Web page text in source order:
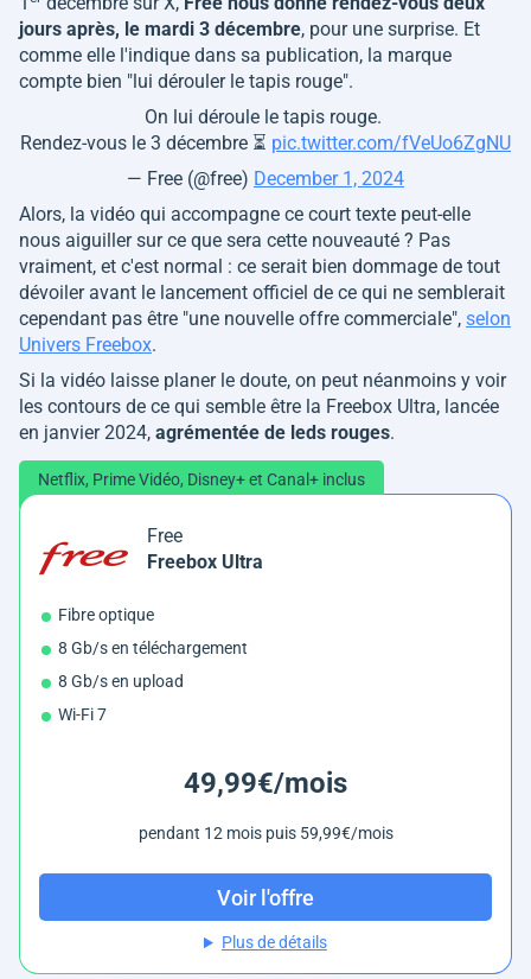
jours après, le mardi 3 décembre, pour une surprise. Et
comme elle l'indique dans sa publication, la marque
compte bien " lui dérouler le tapis rouge".
On lui déroule le tapis rouge.
Rendez-vous le 3 décembre ⏳ pic.twitter.com/fVeUo6ZgNU
— Free (@free) December 1, 2024
Alors, la vidéo qui accompagne ce court texte peut-elle
nous aiguiller sur ce que sera cette nouveauté ? Pas
vraiment, et c'est normal : ce serait bien dommage de tout
dévoiler avant le lancement officiel de ce qui ne semblerait
cependant pas être "une nouvelle offre commerciale", selon
Univers Freebox.
Si la vidéo laisse planer le doute, on peut néanmoins y voir
les contours de ce qui semble être la Freebox Ultra, lancée
en janvier 2024, agrémentée de leds rouges.
Netflix, Prime Vidéo, Disney+ et Canal+ inclus
Free
Freebox Ultra
Fibre optique
8 Gb/s en téléchargement
8 Gb/s en upload
Wi-Fi 7
49,99€/mois
pendant 12 mois puis 59,99€/mois
Voir l'offre
Plus de détails